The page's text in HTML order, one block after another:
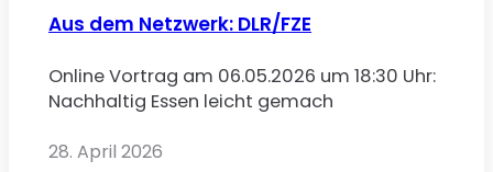
Aus dem Netzwerk: DLR/FZE
Online Vortrag am 06.05.2026 um 18:30 Uhr:
Nachhaltig Essen leicht gemach
28. April 2026